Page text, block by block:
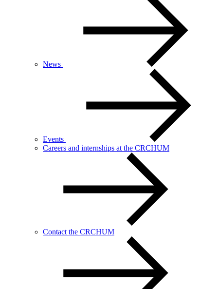
News
Events
Careers and internships at the CRCHUM
Contact the CRCHUM